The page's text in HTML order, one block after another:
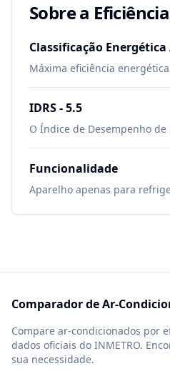
Sobre a
Classificação Energética
Máxima eficiência
IDRS -5.5
O Índice de Desempenho
Funcionalidade
Aparelho apenas para
Comparador de Ar-
Compare ar-condicionados por
dados oficiais do INMETRO.
sua necessidade.